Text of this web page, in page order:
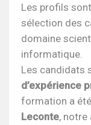
Les profils
sélection des
domaine
informatique.
Les candidats
d’expérience
formation a été
Leconte, notre